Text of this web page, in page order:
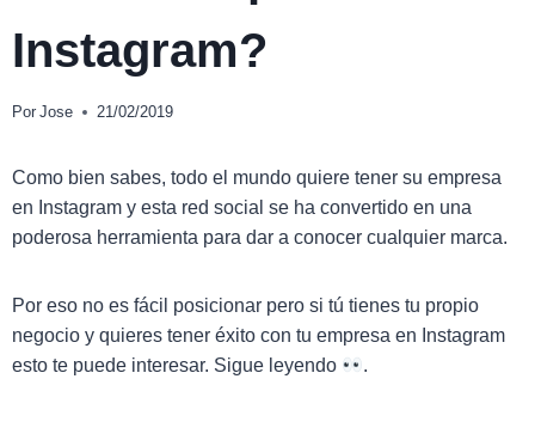
Instagram?
Por Jose 21/02/2019
Como bien sabes, todo el mundo quiere tener su empresa
en Instagram y esta red social se ha convertido en una
poderosa herramienta para dar a conocer cualquier marca.
Por eso no es fácil posicionar pero si tú tienes tu propio
negocio y quieres tener éxito con tu empresa en Instagram
esto te puede interesar. Sigue leyendo
.